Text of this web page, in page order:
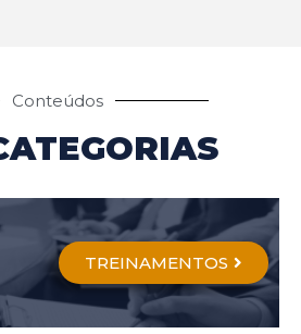
Conteúdos
TREINAMENTOS